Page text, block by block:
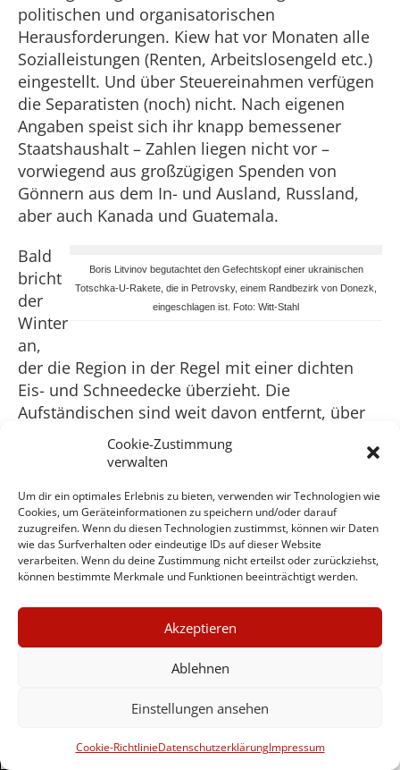
Cookie-Zustimmung
verwalten
Um dir ein optimales Erlebnis zu bieten, verwenden wir Technologien wie
Cookies, um Geräteinformationen zu speichern und/oder darauf
zuzugreifen. Wenn du diesen Technologien zustimmst, können wir Daten
wie das Surfverhalten oder eindeutige IDs auf dieser Website
verarbeiten. Wenn du deine Zustimmung nicht erteilst oder zurückziehst,
können bestimmte Merkmale und Funktionen beeinträchtigt werden.
Akzeptieren
Ablehnen
Einstellungen ansehen
Cookie-RichtlinieDatenschutzerklärungImpressum
politischen und organisatorischen
Herausforderungen. Kiew hat vor Monaten alle
Sozialleistungen (Renten, Arbeitslosengeld etc.)
eingestellt. Und über Steuereinahmen verfügen
die Separatisten (noch) nicht. Nach eigenen
Angaben speist sich ihr knapp bemessener
Staatshaushalt – Zahlen liegen nicht vor –
vorwiegend aus großzügigen Spenden von
Gönnern aus dem In- und Ausland, Russland,
aber auch Kanada und Guatemala.
Boris Litvinov begutachtet den Gefechtskopf einer ukrainischen
Totschka-U-Rakete, die in Petrovsky, einem Randbezirk von Donezk,
eingeschlagen ist Foto: Witt-Stahl
Bald
bricht
der
Winter
an,
der die Region in der Regel mit einer dichten
Eis- und Schneedecke überzieht. Die
Aufständischen sind weit davon entfernt, über
einen funktionierenden Behörden-Apparat und
eine halbwegs intakte Infrastruktur zu verfügen.
Stadt. Die zerstörten Wohnhäuser und
Geschäfte und die vielen Granattrichter im
Zentrum erinnern Tag für Tag daran, dass die
Volksrepublik trotz vereinbarter Waffenruhe im
muss. Die Volksmilizen und Hilfskräfte haben
alle Mühe, der Lage Herr zu werden. Eine von
ukrainischen Missiles getroffene
Sonnenblumenöl-Raffinerie vor der Stadt
brannte wochenlang. Die Versorgungslage der
Randbezirke ist schlecht. Dort können
×